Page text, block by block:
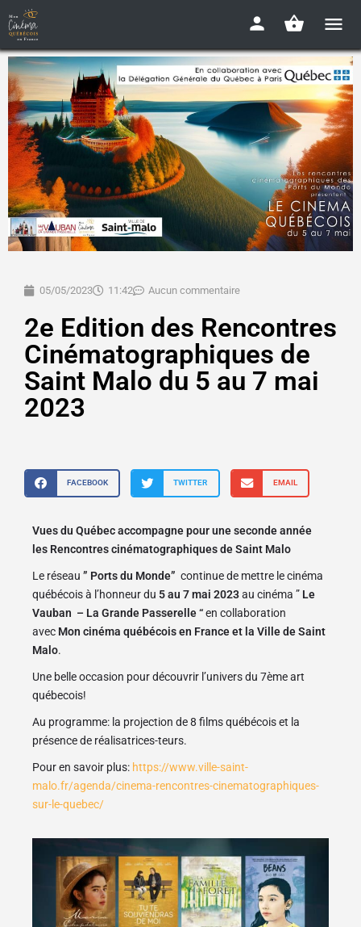
05/05/2023 11:42 Aucun commentaire
2e Edition des Rencontres
Cinématographiques de
Saint Malo du 5 au 7 mai
2023
FACEBOOK TWITTER EMAIL
Vues du Québec accompagne pour une seconde année
les Rencontres cinématographiques de Saint Malo
Le réseau ” Ports du Monde” continue de mettre le cinéma
québécois à l’honneur du 5 au 7 mai 2023au cinéma ” Le
Vauban – La Grande Passerelle “en collaboration
avec Mon cinéma québécois en France et la Ville de Saint
Malo.
Une belle occasion pour découvrir l’univers du 7ème art
québecois!
Au programme: la projection de 8 films québécois et la
présence de réalisatrices-teurs.
Pour en savoir plus: https://www.ville-saint-
malo.fr/agenda/cinema-rencontres-cinematographiques-
sur-le-quebec/